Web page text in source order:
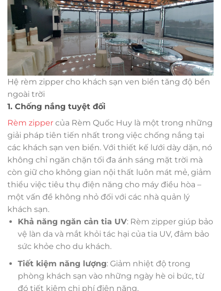
Hệ rèm zipper cho khách sạn ven biển tăng độ bền
ngoài trời
1. Chống nắng tuyệt đối
Rèm zipper của Rèm Quốc Huy là một trong những
giải pháp tiên tiến nhất trong việc chống nắng tại
các khách sạn ven biển. Với thiết kế lưới dày dặn, nó
không chỉ ngăn chặn tối đa ánh sáng mặt trời mà
còn giữ cho không gian nội thất luôn mát mẻ, giảm
thiểu việc tiêu thụ điện năng cho máy điều hòa –
một vấn đề không nhỏ đối với các nhà quản lý
khách sạn.
Khả năng ngăn cản tia UV: Rèm zipper giúp bảo
vệ làn da và mắt khỏi tác hại của tia UV, đảm bảo
sức khỏe cho du khách.
Tiết kiệm năng lượng: Giảm nhiệt độ trong
phòng khách sạn vào những ngày hè oi bức, từ
đó tiết kiệm chi phí điện năng.